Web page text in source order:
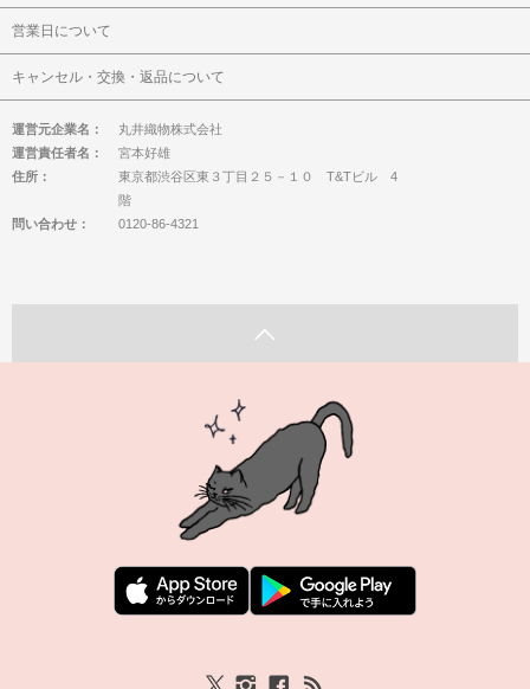
営業日について
キャンセル・交換・返品について
運営元企業名：
丸井織物株式会社
運営責任者名：
宮本好雄
住所：
東京都渋谷区東３丁目２５－１０ T&Tビル 4
階
問い合わせ：
0120-86-4321